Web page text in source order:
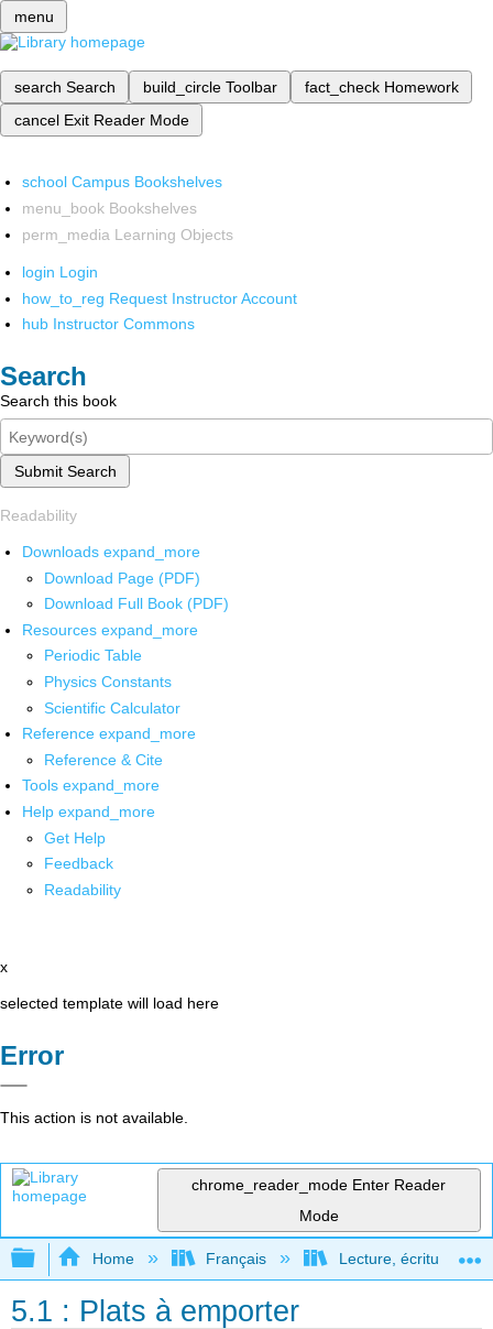
menu
search Search build_circle Toolbar fact_check Homework
cancel Exit Reader Mode
school Campus Bookshelves
menu_book Bookshelves
perm_media Learning Objects
login Login
how_to_reg Request Instructor Account
hub Instructor Commons
Search
Search this book
Submit Search
Readability
Downloads expand_more
Download Page (PDF)
Download Full Book (PDF)
Resources expand_more
Periodic Table
Physics Constants
Scientific Calculator
Reference expand_more
Reference & Cite
Tools expand_more
Help expand_more
Get Help
Feedback
Readability
x
selected template will load here
Error
This action is not available.
chrome_reader_mode Enter Reader
Mode
Expand/collapse global hierarchy
Home Français Lecture, écriture,
5.1 : Plats à emporter